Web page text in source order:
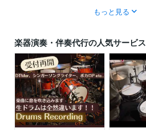
もっと見る
楽器演奏・伴奏代行の人気サービス